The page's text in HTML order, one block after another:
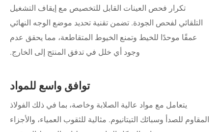
تكرار فحص العينات القابل للتخصيص مع إيقاف التشغيل
التلقائي لفحص الجودة. تضمن تقنية تحديد موضع الوجه النهائي
عمقًا موحدًا للخيط وتمنع الخيوط المتقاطعة، مما يحقق عدم
وجود أي خلل في تدفق المنتج إلى الخارج.
توافق واسع للمواد
يتعامل مع مواد عالية الصلابة وخاصة، بما في ذلك الفولاذ
المقاوم للصدأ وسبائك التيتانيوم. مثالية للثقوب العمياء، والأجزاء